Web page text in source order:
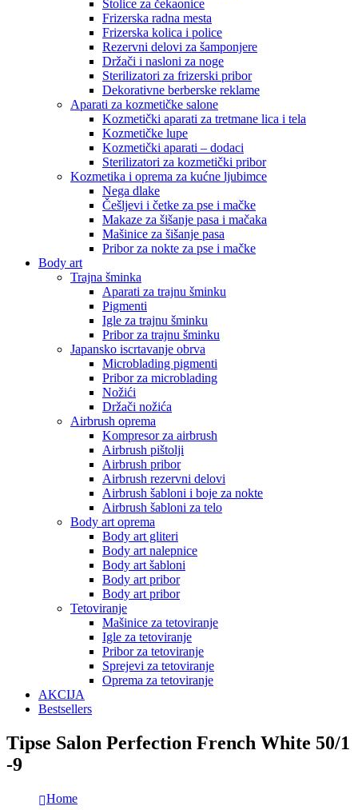
Stolice za čekaonice
Frizerska radna mesta
Frizerska kolica i police
Rezervni delovi za šamponjere
Držači i nasloni za noge
Sterilizatori za frizerski pribor
Dekorativne berberske reklame
Aparati za kozmetičke salone
Kozmetički aparati za tretmane lica i tela
Kozmetičke lupe
Kozmetički aparati – dodaci
Sterilizatori za kozmetički pribor
Kozmetika i oprema za kućne ljubimce
Nega dlake
Češljevi i četke za pse i mačke
Makaze za šišanje pasa i mačaka
Mašinice za šišanje pasa
Pribor za nokte za pse i mačke
Body art
Trajna šminka
Aparati za trajnu šminku
Pigmenti
Igle za trajnu šminku
Pribor za trajnu šminku
Japansko iscrtavanje obrva
Microblading pigmenti
Pribor za microblading
Nožići
Držači nožića
Airbrush oprema
Kompresor za airbrush
Airbrush pištolji
Airbrush pribor
Airbrush rezervni delovi
Airbrush šabloni i boje za nokte
Airbrush šabloni za telo
Body art oprema
Body art gliteri
Body art nalepnice
Body art šabloni
Body art pribor
Body art pribor
Tetoviranje
Mašinice za tetoviranje
Igle za tetoviranje
Pribor za tetoviranje
Sprejevi za tetoviranje
Oprema za tetoviranje
AKCIJA
Bestsellers
Tipse Salon Perfection French White 50/1
-9
Home